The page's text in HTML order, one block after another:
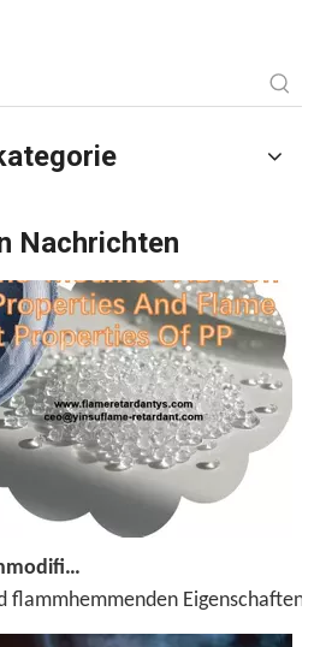
Nachrichten
Anwendung von Draht- und Kabelflammschutzmitteln in der Branche
und Kabelflammschutzmitteln in
flammhemmenden Eigenschaften